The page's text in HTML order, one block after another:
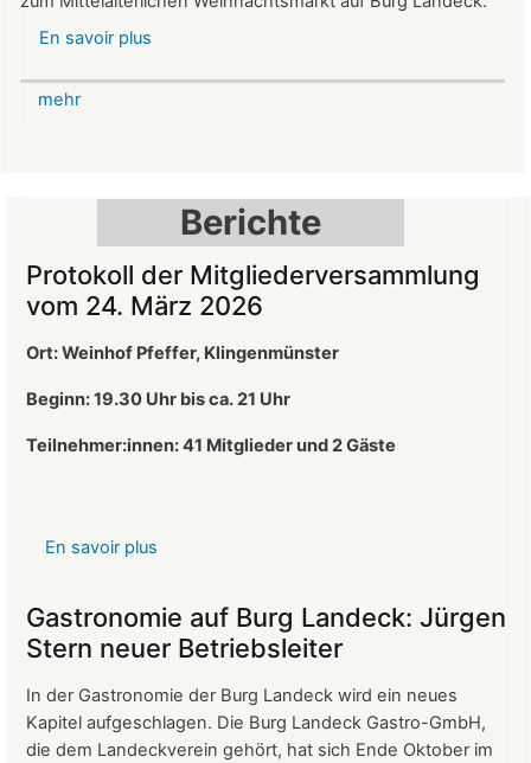
En savoir plus
Landeck
mehr
Berichte
Protokoll der Mitgliederversammlung
vom 24. März 2026
Ort: Weinhof Pfeffer, Klingenmünster
Beginn: 19.30 Uhr bis ca. 21 Uhr
Teilnehmer:innen: 41 Mitglieder und 2 Gäste
En savoir plus
der
Mitgliederversammlung
vom
24.
März
2026
Gastronomie auf Burg Landeck: Jürgen
Stern neuer Betriebsleiter
In der Gastronomie der Burg Landeck wird ein neues
Kapitel aufgeschlagen. Die Burg Landeck Gastro-GmbH,
die dem Landeckverein gehört, hat sich Ende Oktober im